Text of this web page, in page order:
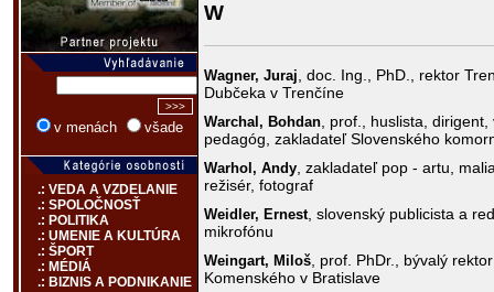
v menách všade
.: VEDA A VZDELANIE
.: SPOLOČNOSŤ
.: POLITIKA
.: UMENIE A KULTÚRA
.: ŠPORT
.: MÉDIÁ
.: BIZNIS A PODNIKANIE
W
Wagner, Juraj , doc. Ing., PhD., rektor
Dubčeka v Trenčíne
Warchal, Bohdan , prof., huslista,
pedagóg, zakladateľ Slovenského
Warhol, Andy , zakladateľ pop - artu,
režisér, fotograf
Weidler, Ernest , slovenský publicista a
mikrofónu
Weingart, Miloš , prof. PhDr., bývalý
Komenského v Bratislave